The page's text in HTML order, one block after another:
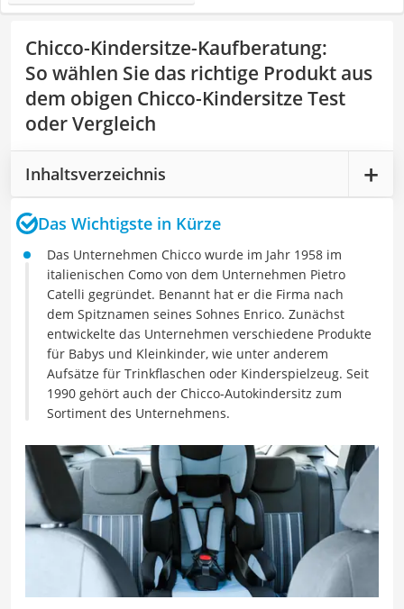
Chicco-Kindersitze-Kaufberatung:
So wählen Sie das richtige Produkt aus
dem obigen Chicco-Kindersitze Test
oder Vergleich
Inhaltsverzeichnis
Das Wichtigste in Kürze
Das Unternehmen Chicco wurde im Jahr 1958 im
italienischen Como von dem Unternehmen Pietro
Catelli gegründet. Benannt hat er die Firma nach
dem Spitznamen seines Sohnes Enrico. Zunächst
entwickelte das Unternehmen verschiedene Produkte
für Babys und Kleinkinder, wie unter anderem
Aufsätze für Trinkflaschen oder Kinderspielzeug. Seit
1990 gehört auch der Chicco-Autokindersitz zum
Sortiment des Unternehmens.